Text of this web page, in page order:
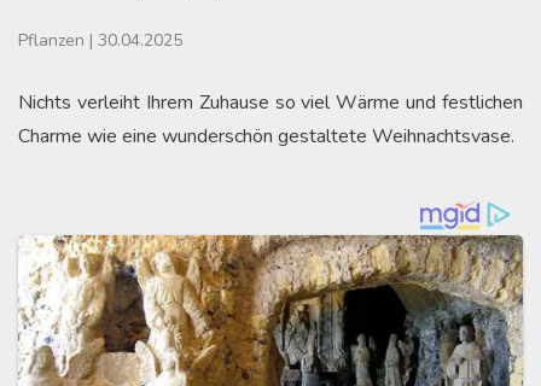
Pflanzen | 30.04.2025
Nichts verleiht Ihrem Zuhause so viel Wärme und festlichen
Charme wie eine wunderschön gestaltete Weihnachtsvase.